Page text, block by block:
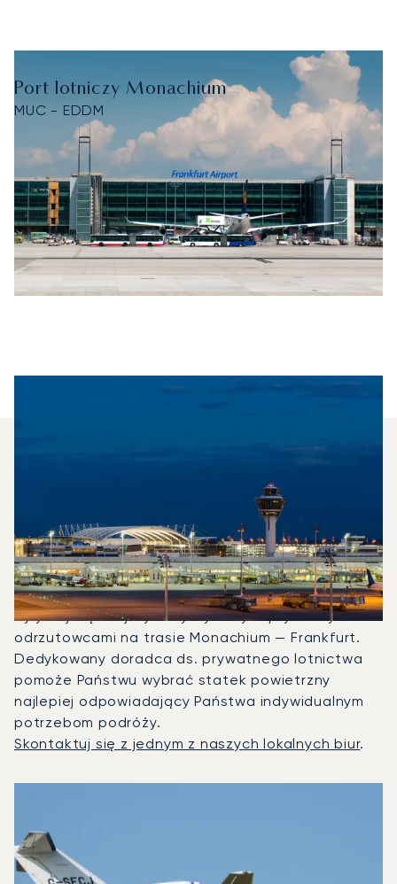
Port lotniczy Monachium
MUC - EDDM
Wyczarterować, Aby Polecieć
Między Frankfurtem A
Monachium?
W 2025 roku Citation CJ1, Citation M2 i Premier 1A
były najczęściej wykorzystywanymi prywatnymi
odrzutowcami na trasie Monachium — Frankfurt.
Dedykowany doradca ds. prywatnego lotnictwa
pomoże Państwu wybrać statek powietrzny
najlepiej odpowiadający Państwa indywidualnym
potrzebom podróży.
Skontaktuj się z jednym z naszych lokalnych biur.
Zasięg (NM)